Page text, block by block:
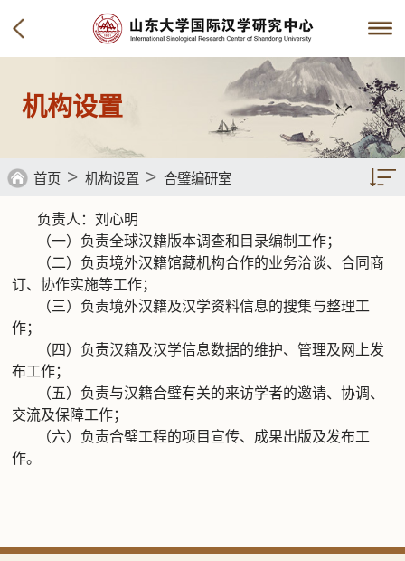
机构设置
首页 > 机构设置 > 合璧编研室
合璧编研室
外联办公室
行政办公室
负责人：刘心明
（一）负责全球汉籍版本调查和目录编制工作；
（二）负责境外汉籍馆藏机构合作的业务洽谈、合同商
订、协作实施等工作；
（三）负责境外汉籍及汉学资料信息的搜集与整理工
作；
（四）负责汉籍及汉学信息数据的维护、管理及网上发
布工作；
（五）负责与汉籍合璧有关的来访学者的邀请、协调、
交流及保障工作；
（六）负责合璧工程的项目宣传、成果出版及发布工
作。